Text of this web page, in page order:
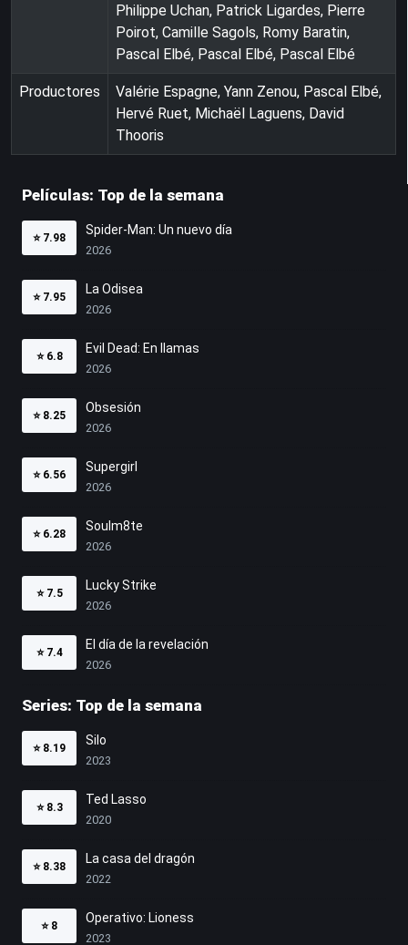
Philippe Uchan, Patrick Ligardes, Pierre
Poirot, Camille Sagols, Romy Baratin,
Pascal Elbé, Pascal Elbé, Pascal Elbé
Productores
Valérie Espagne, Yann Zenou, Pascal Elbé,
Hervé Ruet, Michaël Laguens, David
Thooris
Películas: Top de la semana
⭐ 7.98
Spider-Man: Un nuevo día
2026
⭐ 7.95
La Odisea
2026
⭐ 6.8
Evil Dead: En llamas
2026
⭐ 8.25
Obsesión
2026
⭐ 6.56
Supergirl
2026
⭐ 6.28
Soulm8te
2026
⭐ 7.5
Lucky Strike
2026
⭐ 7.4
El día de la revelación
2026
Series: Top de la semana
⭐ 8.19
Silo
2023
⭐ 8.3
Ted Lasso
2020
⭐ 8.38
La casa del dragón
2022
⭐ 8
Operativo: Lioness
2023